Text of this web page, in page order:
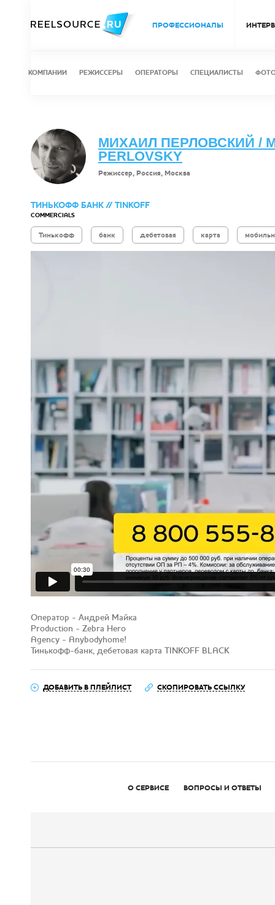
ПРОФЕССИОНАЛЫ
КОМПАНИИ РЕЖИССЕРЫ ОПЕРАТОРЫ СПЕЦИАЛИСТЫ
МИХАИЛ ПЕРЛОВСКИЙ /
PERLOVSKY
Режиссер, Россия, Москва
ТИНЬКОФФ БАНК // TINKOFF
COMMERCIALS
Тинькофф банк дебетовая карта
Оператор - Андрей Майка
Production - Zebra Hero
Agency - Anybodyhome!
Тинькофф-банк, дебетовая карта TINKOFF BLACK
ДОБАВИТЬ В ПЛЕЙЛИСТ СКОПИРОВАТЬ ССЫЛКУ
О СЕРВИСЕ ВОПРОСЫ И ОТВЕТЫ